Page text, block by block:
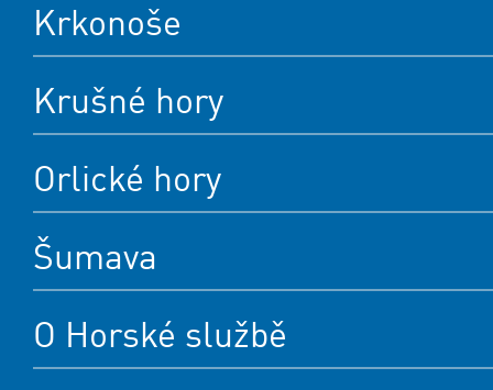
Krkonoše
Krušné hory
Orlické hory
Šumava
O Horské službě